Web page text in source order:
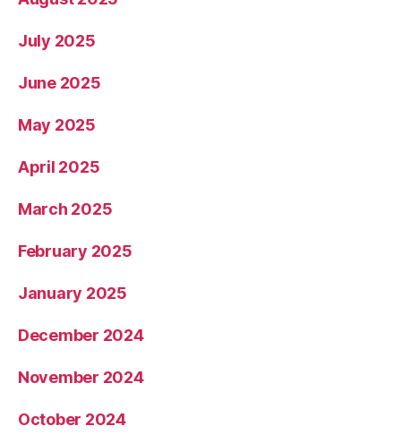
July 2025
June 2025
May 2025
April 2025
March 2025
February 2025
January 2025
December 2024
November 2024
October 2024